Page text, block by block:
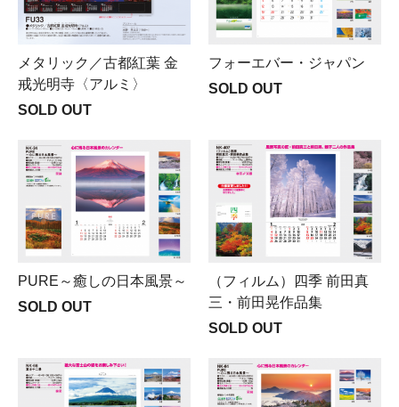
メタリック／古都紅葉 金
戒光明寺〈アルミ〉
SOLD OUT
フォーエバー・ジャパン
SOLD OUT
PURE～癒しの日本風景～
SOLD OUT
（フィルム）四季 前田真
三・前田晃作品集
SOLD OUT